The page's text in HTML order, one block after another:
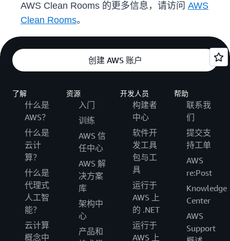
AWS Clean Rooms 的更多信息，请访问 AWS
Clean Rooms。
创建 AWS 账户
了解
什么是
AWS？
什么是
云计
算？
什么是
代理式
人工智
能？
云计算
概念中
资源
入门
训练
AWS 信
任中心
AWS 解
决方案
库
架构中
心
产品和
开发人员
构建者
中心
软件开
发工具
包与工
具
运行于
AWS 上
的 .NET
运行于
AWS 上
帮助
联系我
们
提交支
持工单
AWS
re:Post
Knowledge
Center
AWS
Support